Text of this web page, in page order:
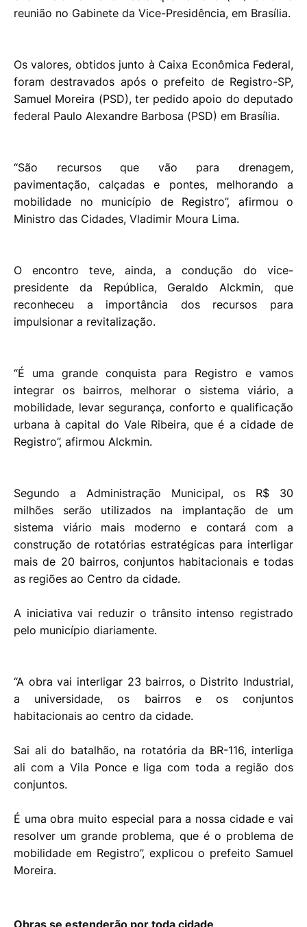
reunião no Gabinete da Vice-Presidência, em Brasília.
Os valores, obtidos junto à Caixa Econômica Federal,
foram destravados após o prefeito de Registro-SP,
Samuel Moreira (PSD), ter pedido apoio do deputado
federal Paulo Alexandre Barbosa (PSD) em Brasília.
“São recursos que vão para drenagem,
pavimentação, calçadas e pontes, melhorando a
mobilidade no município de Registro”, afirmou o
Ministro das Cidades, Vladimir Moura Lima.
O encontro teve, ainda, a condução do vice-
presidente da República, Geraldo Alckmin, que
reconheceu a importância dos recursos para
impulsionar a revitalização.
“É uma grande conquista para Registro e vamos
integrar os bairros, melhorar o sistema viário, a
mobilidade, levar segurança, conforto e qualificação
urbana à capital do Vale Ribeira, que é a cidade de
Registro”, afirmou Alckmin.
Segundo a Administração Municipal, os R$ 30
milhões serão utilizados na implantação de um
sistema viário mais moderno e contará com a
construção de rotatórias estratégicas para interligar
mais de 20 bairros, conjuntos habitacionais e todas
as regiões ao Centro da cidade.
A iniciativa vai reduzir o trânsito intenso registrado
pelo município diariamente.
“A obra vai interligar 23 bairros, o Distrito Industrial,
a universidade, os bairros e os conjuntos
habitacionais ao centro da cidade.
Sai ali do batalhão, na rotatória da BR-116, interliga
ali com a Vila Ponce e liga com toda a região dos
conjuntos.
É uma obra muito especial para a nossa cidade e vai
resolver um grande problema, que é o problema de
mobilidade em Registro”, explicou o prefeito Samuel
Moreira.